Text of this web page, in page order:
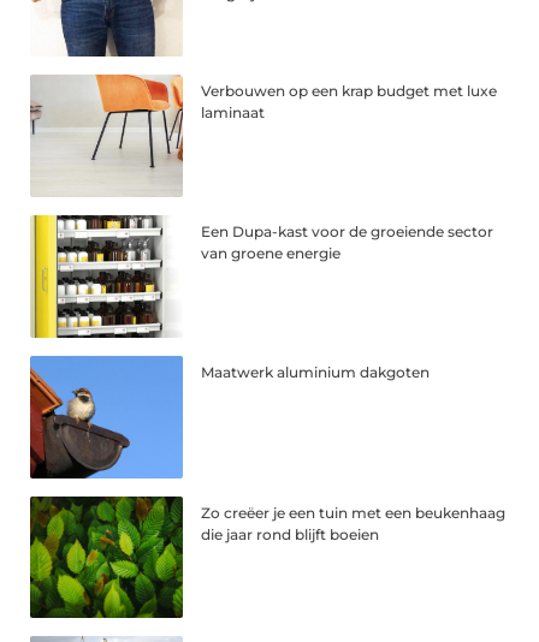
Verbouwen op een krap budget met luxe
laminaat
Een Dupa-kast voor de groeiende sector
van groene energie
Maatwerk aluminium dakgoten
Zo creëer je een tuin met een beukenhaag
die jaar rond blijft boeien